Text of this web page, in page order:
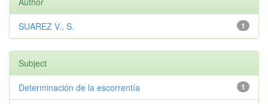
1
SUAREZ V., S.
Subject
1
Determinación de la escorrentía